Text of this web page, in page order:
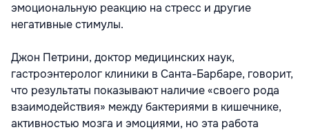
эмоциональную реакцию на стресс и другие
негативные стимулы.
Джон Петрини, доктор медицинских наук,
гастроэнтеролог клиники в Санта-Барбаре, говорит,
что результаты показывают наличие «своего рода
взаимодействия» между бактериями в кишечнике,
активностью мозга и эмоциями, но эта работа